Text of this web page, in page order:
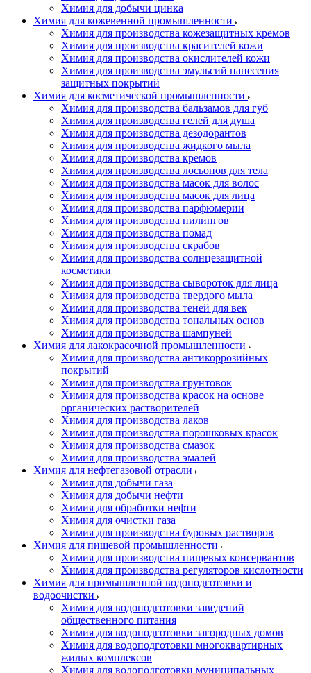
Химия для добычи цинка
Химия для кожевенной промышленности
Химия для производства кожезащитных кремов
Химия для производства красителей кожи
Химия для производства окислителей кожи
Химия для производства эмульсий нанесения
защитных покрытий
Химия для косметической промышленности
Химия для производства бальзамов для губ
Химия для производства гелей для душа
Химия для производства дезодорантов
Химия для производства жидкого мыла
Химия для производства кремов
Химия для производства лосьонов для тела
Химия для производства масок для волос
Химия для производства масок для лица
Химия для производства парфюмерии
Химия для производства пилингов
Химия для производства помад
Химия для производства скрабов
Химия для производства солнцезащитной
косметики
Химия для производства сывороток для лица
Химия для производства твердого мыла
Химия для производства теней для век
Химия для производства тональных основ
Химия для производства шампуней
Химия для лакокрасочной промышленности
Химия для производства антикоррозийных
покрытий
Химия для производства грунтовок
Химия для производства красок на основе
органических растворителей
Химия для производства лаков
Химия для производства порошковых красок
Химия для производства смазок
Химия для производства эмалей
Химия для нефтегазовой отрасли
Химия для добычи газа
Химия для добычи нефти
Химия для обработки нефти
Химия для очистки газа
Химия для производства буровых растворов
Химия для пищевой промышленности
Химия для производства пищевых консервантов
Химия для производства регуляторов кислотности
Химия для промышленной водоподготовки и
водоочистки
Химия для водоподготовки заведений
общественного питания
Химия для водоподготовки загородных домов
Химия для водоподготовки многоквартирных
жилых комплексов
Химия для водоподготовки муниципальных